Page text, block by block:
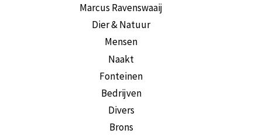
Marcus Ravenswaaij
Dier & Natuur
Mensen
Naakt
Fonteinen
Bedrijven
Divers
Brons